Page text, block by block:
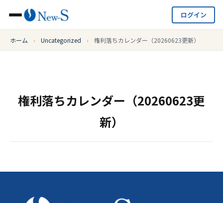
ログイン
ホーム › Uncategorized › 権利落ちカレンダー（20260623更新）
権利落ちカレンダー（20260623更
新）